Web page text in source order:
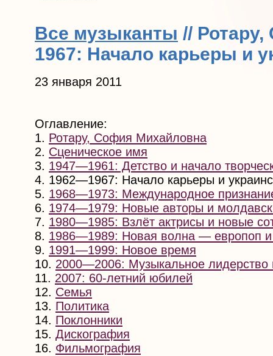
Все музыканты //
1967: Начало карьеры и
23 января 2011
Оглавление:
1. Ротару, София Михайловна
2. Сценическое имя
3. 1947—1961: Детство и начало
4. 1962—1967: Начало карьеры и
5. 1968—1973: Международное
6. 1974—1979: Новые авторы и
7. 1980—1985: Взлёт актрисы и новые
8. 1986—1989: Новая волна — европоп и
9. 1991—1999: Новое время
10. 2000—2006: Музыкальное лидерство
11. 2007: 60-летний юбилей
12. Семья
13. Политика
14. Поклонники
15. Дискография
16. Фильмография